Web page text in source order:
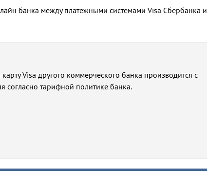
банка между платежными системами Visa Сбербанка и
Visa другого коммерческого банка производится с
согласно тарифной политике банка.